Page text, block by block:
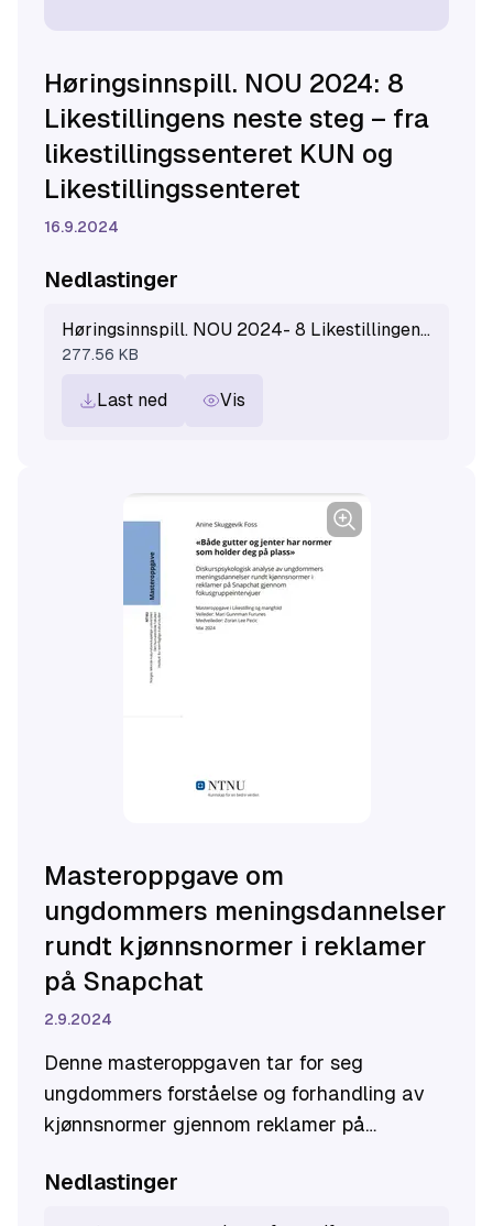
Høringsinnspill. NOU 2024: 8
Likestillingens neste steg – fra
likestillingssenteret KUN og
Likestillingssenteret
16.9.2024
Nedlastinger
Høringsinnspill. NOU 2024- 8 Likestillingens neste steg – fra likestillingssenteret KUN og Likestillingssenteret.pdf
277.56 KB
Last ned Vis
Masteroppgave om
ungdommers meningsdannelser
rundt kjønnsnormer i reklamer
på Snapchat
2.9.2024
Denne masteroppgaven tar for seg
ungdommers forståelse og forhandling av
kjønnsnormer gjennom reklamer på
fra seks fokusgruppeintervjuer med totalt
Nedlastinger